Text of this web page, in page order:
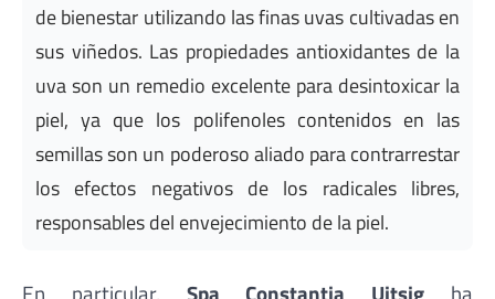
de bienestar utilizando las finas uvas cultivadas en
sus viñedos. Las propiedades antioxidantes de la
uva son un remedio excelente para desintoxicar la
piel, ya que los polifenoles contenidos en las
semillas son un poderoso aliado para contrarrestar
los efectos negativos de los radicales libres,
responsables del envejecimiento de la piel.
En particular, Spa Constantia Uitsig ha